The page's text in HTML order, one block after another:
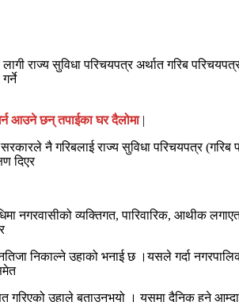
राज्य सुविधा परिचयपत्र अर्थात गरिब
आउने छन् तपाईका घर दैलोमा |
नै गरिबलाई राज्य सुविधा परिचयपत्र
दिएर
व्यक्तिगत, पारिवारिक, आथीक
निकाल्ने उहाको भनाई छ ।यसले गर्दा
गरिएको उहाले बताउनुभयो । यसमा दैनिक हुने